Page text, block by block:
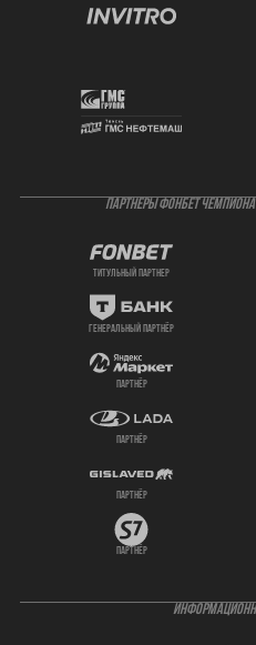
ПАРТНЕРЫ ФОНБЕТ
титульный партнер
генеральный партнёр
партнёр
партнёр
партнёр
партнёр